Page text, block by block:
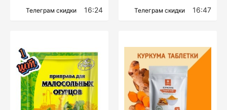
Телеграм скидки 16:24 Телеграм скидки 16:47